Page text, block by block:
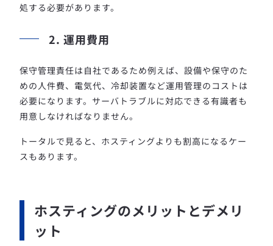
処する必要があります。
2. 運用費用
保守管理責任は自社であるため例えば、設備や保守のた
めの人件費、電気代、冷却装置など運用管理のコストは
必要になります。サーバトラブルに対応できる有識者も
用意しなければなりません。
トータルで見ると、ホスティングよりも割高になるケー
スもあります。
ホスティングのメリットとデメリ
ット